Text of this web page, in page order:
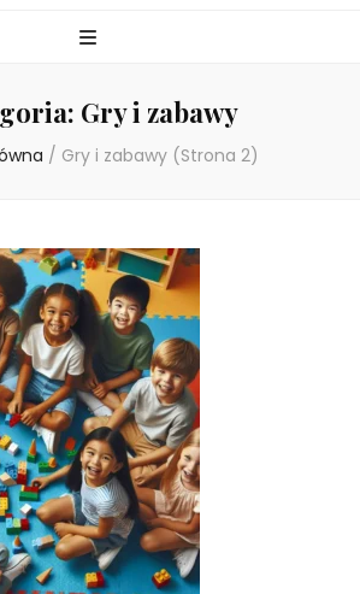
Gry i zabawy
/ Gry i zabawy (Strona 2)